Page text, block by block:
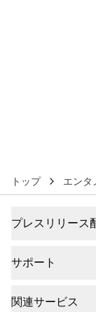
トップ エンタ
プレスリリース
サポート
関連サービス